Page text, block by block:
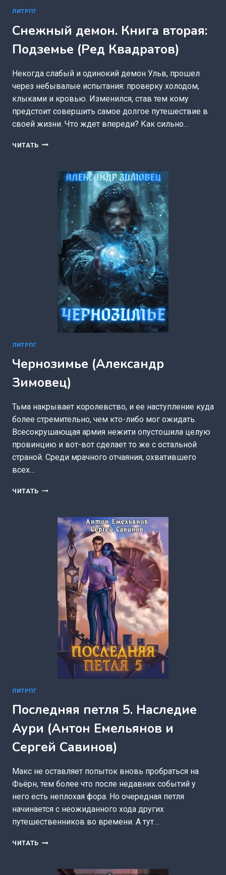
ЛИТРПГ
Снежный демон. Книга вторая:
Подземье (Ред Квадратов)
Некогда слабый и одинокий демон Ульв, прошел
через небывалые испытания: проверку холодом,
клыками и кровью. Изменился, став тем кому
предстоит совершить самое долгое путешествие в
своей жизни. Что ждет впереди? Как сильно…
ЧИТАТЬ СНЕЖНЫЙ
ВТОРАЯ:
ПОДЗЕМЬЕ
КВАДРАТОВ)
ЛИТРПГ
Чернозимье (Александр
Зимовец)
Тьма накрывает королевство, и ее наступление куда
более стремительно, чем кто-либо мог ожидать.
Всесокрушающая армия нежити опустошила целую
провинцию и вот-вот сделает то же с остальной
страной. Среди мрачного отчаяния, охватившего
всех…
ЧИТАТЬ ЧЕРНОЗИМЬЕ
ЛИТРПГ
Последняя петля 5. Наследие
Аури (Антон Емельянов и
Сергей Савинов)
Макс не оставляет попыток вновь пробраться на
Фьёрн, тем более что после недавних событий у
него есть неплохая фора. Но очередная петля
начинается с неожиданного хода других
путешественников во времени. А тут…
ЧИТАТЬ ПОСЛЕДНЯЯ
НАСЛЕДИЕ